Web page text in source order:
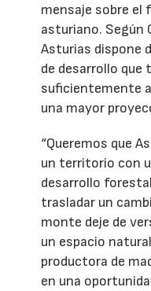
mensaje sobre
asturiano. Según
Asturias dispone
de desarrollo que
suficientemente
una mayor
“Queremos que
un territorio con
desarrollo
trasladar un
monte deje de
un espacio
productora de
en una